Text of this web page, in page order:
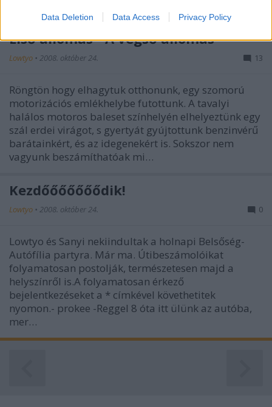
Data Deletion Data Access Privacy Policy
Első állomás - A végső állomás
Lowtyo • 2008. október 24. 13
Röngtön hogy elhagytuk otthonunk, egy szomorú
motorizációs emlékhelybe futottunk. A tavalyi
halálos motoros baleset színhelyén elhelyeztünk egy
szál erdei virágot, s gyertyát gyújtottunk benzinvérű
barátainkért, és az idegenekért is. Sokszor nem
vagyunk beszámíthatóak mi…
Kezdőőőőőőődik!
Lowtyo • 2008. október 24. 0
Lowtyo és Sanyi nekiindultak a holnapi Belsőség-
Autófília partyra. Már ma. Útibeszámolóikat
folyamatosan postolják, természetesen majd a
helyszínről is.A folyamatosan érkező
bejelentkezéseket a * címkével követhetitek
nyomon.- prokee -Reggel 8 óta itt ülünk az autóba,
mer…